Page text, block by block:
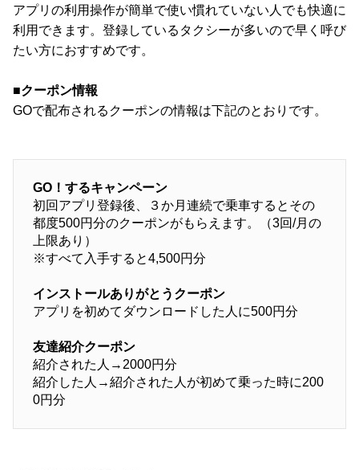
アプリの利用操作が簡単で使い慣れていない人でも快適に
利用できます。登録しているタクシーが多いので早く呼び
たい方におすすめです。
■クーポン情報
GOで配布されるクーポンの情報は下記のとおりです。
GO！するキャンペーン
初回アプリ登録後、３か月連続で乗車するとその
都度500円分のクーポンがもらえます。（3回/月の
上限あり）
※すべて入手すると4,500円分
インストールありがとうクーポン
アプリを初めてダウンロードした人に500円分
友達紹介クーポン
紹介された人→2000円分
紹介した人→紹介された人が初めて乗った時に200
0円分